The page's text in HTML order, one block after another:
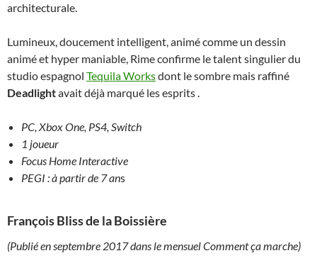
architecturale.
Lumineux, doucement intelligent, animé comme un dessin
animé et hyper maniable, Rime confirme le talent singulier du
studio espagnol Tequila Worksdont le sombre mais raffiné
Deadlightavait déjà marqué les esprits .
PC, Xbox One, PS4, Switch
1 joueur
Focus Home Interactive
PEGI : à partir de 7 ans
François Bliss de la Boissière
(Publié en septembre 2017 dans le mensuel Comment ça marche)